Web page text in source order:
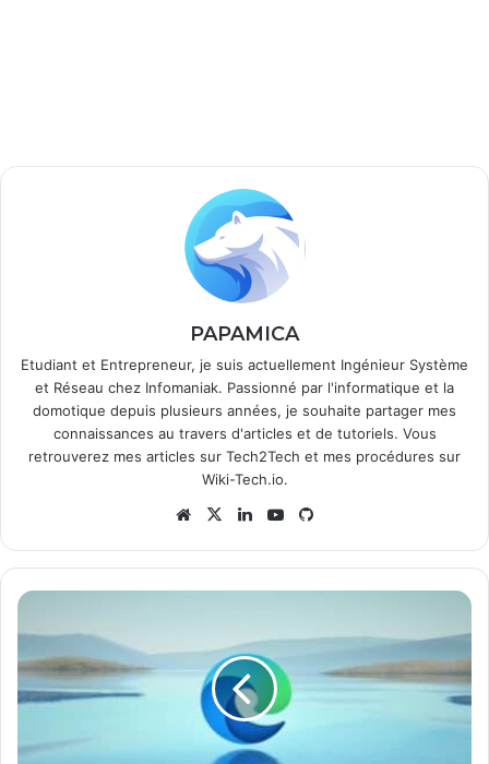
PAPAMICA
Etudiant et Entrepreneur, je suis actuellement Ingénieur Système
et Réseau chez Infomaniak. Passionné par l'informatique et la
domotique depuis plusieurs années, je souhaite partager mes
connaissances au travers d'articles et de tutoriels. Vous
retrouverez mes articles sur Tech2Tech et mes procédures sur
Wiki-Tech.io.
Website
X LinkedinYouTube
Edge
le
nouveau